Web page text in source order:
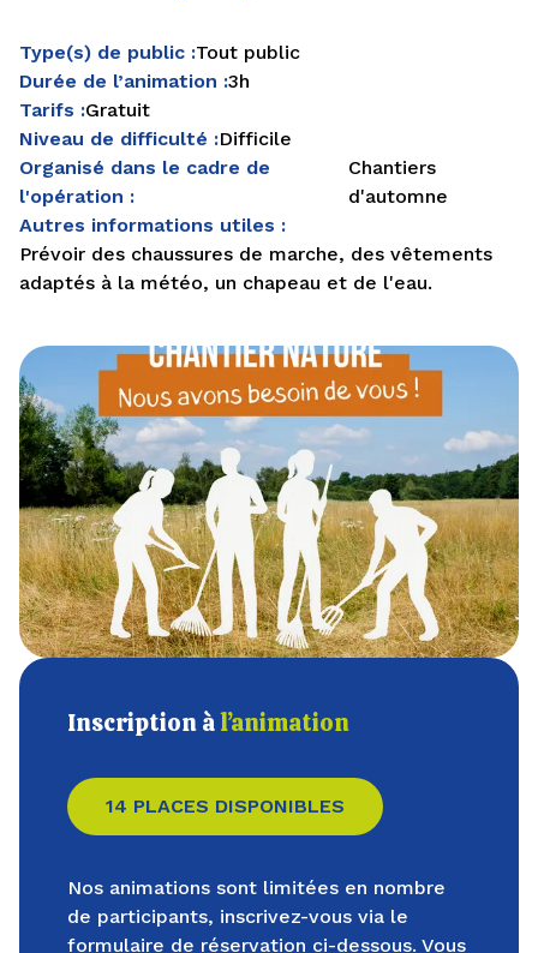
Type(s) de public :Tout public
Durée de l’animation :3h
Tarifs :Gratuit
Niveau de difficulté :Difficile
Organisé dans le cadre de
l'opération :
Chantiers
d'automne
Autres informations utiles :
Prévoir des chaussures de marche, des vêtements
adaptés à la météo, un chapeau et de l'eau.
Inscription àl’animation
14 PLACES DISPONIBLES
Nos animations sont limitées en nombre
de participants, inscrivez-vous via le
formulaire de réservation ci-dessous. Vous